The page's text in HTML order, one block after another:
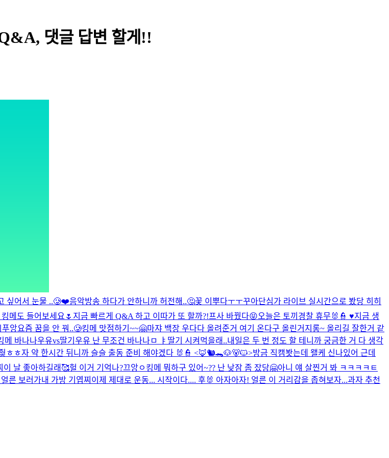
댓글 답변 할게!!
싶어서 눈물 ..🥲❤️음악방송 하다가 안하니까 허전해..🤔꽃 이뿌다ㅜㅜ꾸아단심가 라이브 실시간으로 봤당 히히
메도 들어보세요🌷 지금 빠르게 Q&A 하고 이따가 또 할까?!프사 바꿨다😝오늘은 토끼경찰 휴무🐰👮 ♥지금 생
푸앙요즘 꿈을 안 꿔..🥲킹메 맛점하기~~🤗마쟈 백장 우다다 올려준거 여기 온다구 올린거지롱~ 올리길 잘한거 같
메 바나나우유vs딸기우유 난 무조건 바나나ㅁ ㅑ 딸기 시켜먹을래..내일은 두 번 정도 할 테니까 궁금한 거 다 생각
ㅎㅎ자 약 한시간 뒤니까 슬슬 출동 준비 해야겠다 🐰👮 <🦊🐿️🐊🐶🐻🐱>방금 직캠봣는데 왤케 신나있어 근데
이 날 좋아하길래🥰헐 이거 기억나?끄앙ㅇ 킹메 뭐하구 있어~?? 난 낮잠 좀 잤당🤗아니 얘 살찐거 봐 ㅋㅋㅋㅋㅌ
얼른 보러가내 가방 기엽찌 이제 제대로 운동... 시작이다.... 후🐰 아자아자! 얼른 이 거리감을 좁혀보자...과자 추천